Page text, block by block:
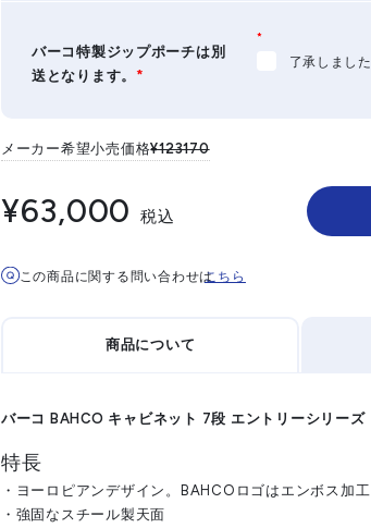
バーコ特製ジップポーチは別
送となります。 *
*
了承しました
メーカー希望小売価格¥123170
¥63,000 税込
この商品に関する問い合わせはこちら
商品について
バーコ BAHCO キャビネット 7段 エントリーシリーズ
特長
・ヨーロピアンデザイン。BAHCOロゴはエンボス加工
・強固なスチール製天面